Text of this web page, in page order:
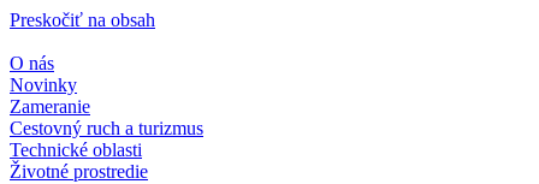
Preskočiť na obsah
O nás
Novinky
Zameranie
Cestovný ruch a turizmus
Technické oblasti
Životné prostredie